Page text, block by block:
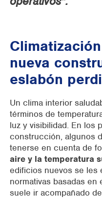
nueva
eslabón
Un clima interior
términos de
luz y visibilidad. En los
construcción, algunos
tenerse en cuenta de
aire y la temperatura
edificios nuevos se les
normativas basadas
suele ir acompañado